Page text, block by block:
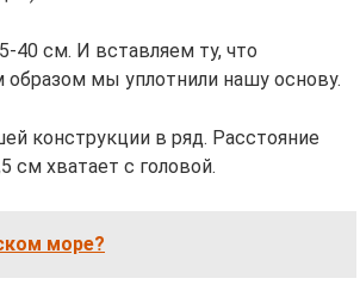
см. И вставляем ту, что
мы уплотнили нашу основу.
конструкции в ряд. Расстояние
хватает с головой.
море?